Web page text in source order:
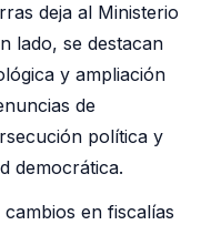
deja al Ministerio
lado, se destacan
y ampliación
de
política y
democrática.
en fiscalías